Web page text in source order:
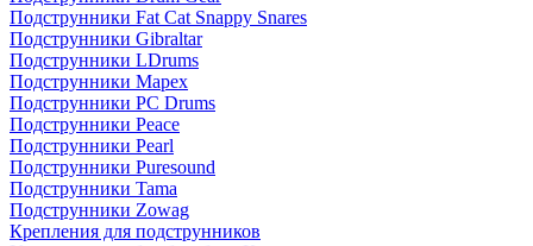
Подструнники Fat Cat Snappy Snares
Подструнники Gibraltar
Подструнники LDrums
Подструнники Mapex
Подструнники PC Drums
Подструнники Peace
Подструнники Pearl
Подструнники Puresound
Подструнники Tama
Подструнники Zowag
Крепления для подструнников